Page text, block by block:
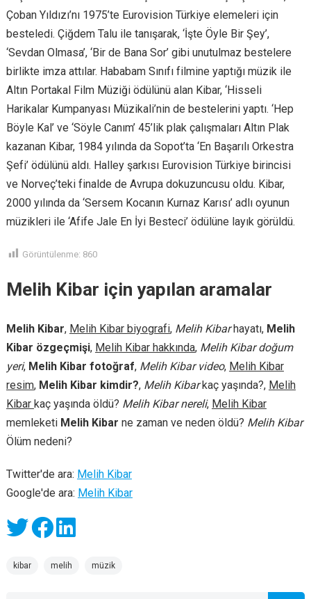
Çoban Yıldızı’nı 1975’te Eurovision Türkiye elemeleri için
besteledi. Çiğdem Talu ile tanışarak, ‘İşte Öyle Bir Şey’,
‘Sevdan Olmasa’, ‘Bir de Bana Sor’ gibi unutulmaz bestelere
birlikte imza attılar. Hababam Sınıfı filmine yaptığı müzik ile
Altın Portakal Film Müziği ödülünü alan Kibar, ‘Hisseli
Harikalar Kumpanyası Müzikali’nin de bestelerini yaptı. ‘Hep
Böyle Kal’ ve ‘Söyle Canım’ 45’lik plak çalışmaları Altın Plak
kazanan Kibar, 1984 yılında da Sopot’ta ‘En Başarılı Orkestra
Şefi’ ödülünü aldı. Halley şarkısı Eurovision Türkiye birincisi
ve Norveç’teki finalde de Avrupa dokuzuncusu oldu. Kibar,
2000 yılında da ‘Sersem Kocanın Kurnaz Karısı’ adlı oyunun
müzikleri ile ‘Afife Jale En İyi Besteci’ ödülüne layık görüldü.
Görüntülenme: 860
Melih Kibar için yapılan aramalar
Melih Kibar, Melih Kibar biyografi, Melih Kibarhayatı, Melih
Kibar özgeçmişi, Melih Kibar hakkında, Melih Kibar doğum
yeri, Melih Kibar fotoğraf, Melih Kibar video, Melih Kibar
resim, Melih Kibar kimdir?, Melih Kibarkaç yaşında?, Melih
Kibar kaç yaşında öldü? Melih Kibar nereli, Melih Kibar
memleketi Melih Kibar ne zaman ve neden öldü? Melih Kibar
Ölüm nedeni?
Twitter'de ara: Melih Kibar
Google'de ara: Melih Kibar
kibar melih müzik